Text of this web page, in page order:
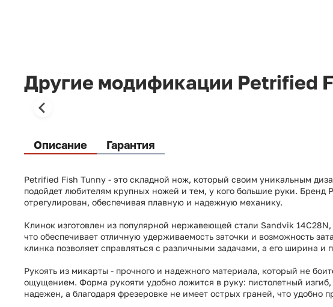
Другие модификации Petrified
Описание Гарантия
Petrified Fish Tunny - это складной нож, который своим уникальным
подойдет любителям крупных ножей и тем, у кого большие руки.
отрегулирован, обеспечивая плавную и надежную механику.
Клинок изготовлен из популярной нержавеющей стали Sandvik
что обеспечивает отличную удерживаемость заточки и возможность
клинка позволяет справляться с различными задачами, а его ширина
Рукоять из микарты - прочного и надежного материала, который не
ощущением. Форма рукояти удобно ложится в руку: пистолетный
надежен, а благодаря фрезеровке не имеет острых граней, что удобно